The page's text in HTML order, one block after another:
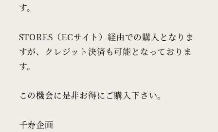
す。
STORES（ECサイト）経由での購入となりま
すが、クレジット決済も可能となっておりま
す。
この機会に是非お得にご購入下さい。
千寿企画